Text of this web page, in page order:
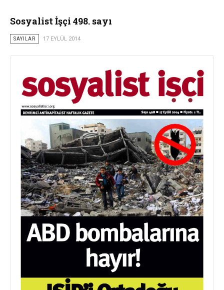
Sosyalist İşçi 498. sayı
SAYILAR 17 EYLÜL 2014